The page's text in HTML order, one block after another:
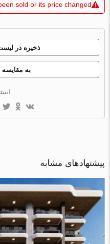
sold or its price changed
ذخیره در
به مقایسه
پیشنهادهای مشابه